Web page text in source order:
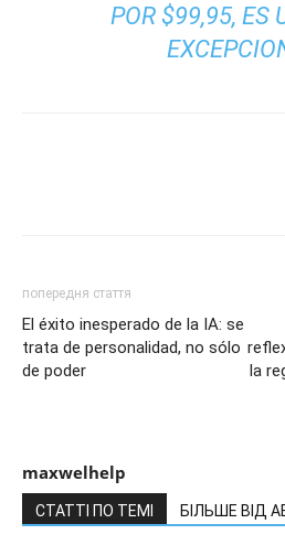
POR $99,95, ES
попередня стаття
El éxito inesperado de la IA: se
trata de personalidad, no sólo
de poder
la
maxwelhelp
СТАТТІ ПО ТЕМІ БІЛЬШЕ ВІД